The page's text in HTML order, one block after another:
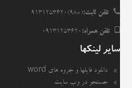
تلفن ثابت:(+98)9131253620
تلفن همراه: 09131253620
سایر لینکها
دانلود فایلها و جزوه های word
جستجو در وب سایت